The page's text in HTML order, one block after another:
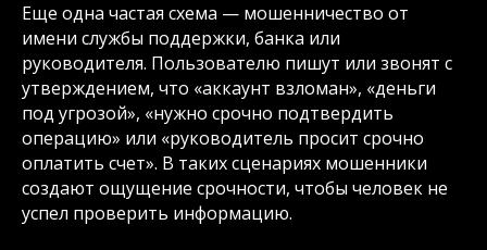
Еще одна частая схема — мошенничество от
имени службы поддержки, банка или
руководителя. Пользователю пишут или звонят с
утверждением, что «аккаунт взломан», «деньги
под угрозой», «нужно срочно подтвердить
операцию» или «руководитель просит срочно
оплатить счет». В таких сценариях мошенники
создают ощущение срочности, чтобы человек не
успел проверить информацию.